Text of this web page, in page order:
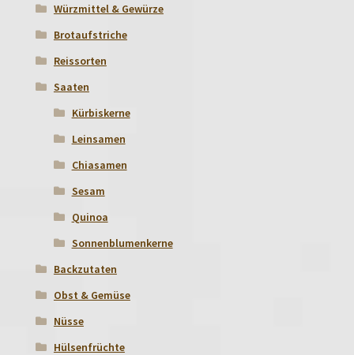
Würzmittel & Gewürze
Brotaufstriche
Reissorten
Saaten
Kürbiskerne
Leinsamen
Chiasamen
Sesam
Quinoa
Sonnenblumenkerne
Backzutaten
Obst & Gemüse
Nüsse
Hülsenfrüchte